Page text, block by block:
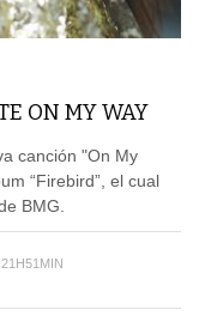
ON MY WAY
“Firebird”, el cual
BMG.